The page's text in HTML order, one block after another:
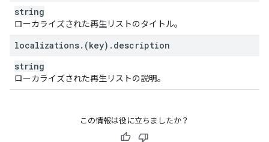
string
ローカライズされた再生リストのタイトル。
localizations. (key) . description
string
ローカライズされた再生リストの説明。
この情報は役に立ちましたか？